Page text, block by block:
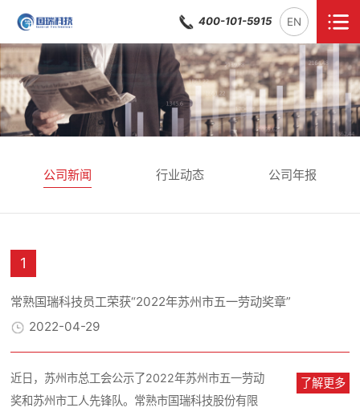
400-101-5915 EN
公司新闻 行业动态 公司年报
1
常熟国瑞科技员工荣获“2022年苏州市五一劳动奖章”
2022-04-29
近日，苏州市总工会公示了2022年苏州市五一劳动
奖和苏州市工人先锋队。常熟市国瑞科技股份有限
了解更多